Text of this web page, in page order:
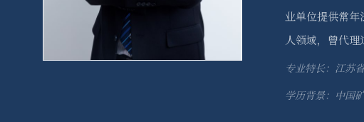
业单位提供常
人领域，曾代理
专业特长：江苏
学历背景：中国